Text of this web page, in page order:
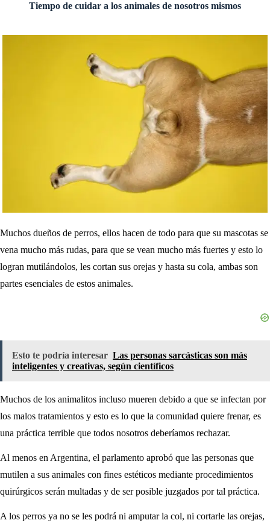
Tiempo de cuidar a los animales de nosotros mismos
Muchos dueños de perros, ellos hacen de todo para que su mascotas se
vena mucho más rudas, para que se vean mucho más fuertes y esto lo
logran mutilándolos, les cortan sus orejas y hasta su cola, ambas son
partes esenciales de estos animales.
Esto te podría interesar Las personas sarcásticas son más
inteligentes y creativas, según científicos
Muchos de los animalitos incluso mueren debido a que se infectan por
los malos tratamientos y esto es lo que la comunidad quiere frenar, es
una práctica terrible que todos nosotros deberíamos rechazar.
Al menos en Argentina, el parlamento aprobó que las personas que
mutilen a sus animales con fines estéticos mediante procedimientos
quirúrgicos serán multadas y de ser posible juzgados por tal práctica.
A los perros ya no se les podrá ni amputar la col, ni cortarle las orejas,